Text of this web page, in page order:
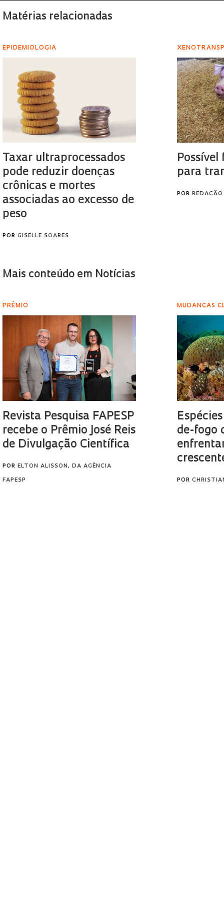
Matérias relacionadas
EPIDEMIOLOGIA
Taxar ultraprocessados
pode reduzir doenças
crônicas e mortes
associadas ao excesso de
peso
POR GISELLE SOARES
Possível
para
PORREDAÇÃO
Mais conteúdo em Notícias
PRÊMIO
Revista Pesquisa FAPESP
recebe o Prêmio José Reis
de Divulgação Científica
POR ELTON ALISSON, DA AGÊNCIA
FAPESP
MUDANÇAS
de-fogo
POR